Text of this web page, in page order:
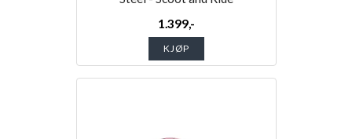
1.399,-
KJØP